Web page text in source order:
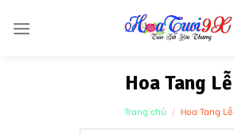
Hoa Tang Lễ
Trang chủ / Hoa Tang Lễ